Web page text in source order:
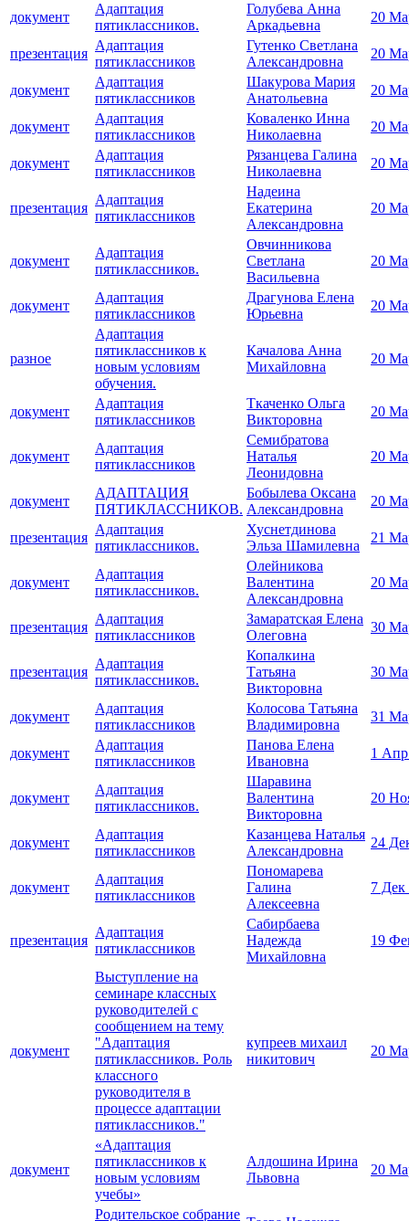
документ
Адаптация
пятиклассников.
Голубева Анна
Аркадьевна
20
презентация
Адаптация
пятиклассников
Гутенко Светлана
Александровна
20
документ
Адаптация
пятиклассников
Шакурова Мария
Анатольевна
20
документ
Адаптация
пятиклассников
Коваленко Инна
Николаевна
20
документ
Адаптация
пятиклассников
Рязанцева Галина
Николаевна
20
презентация
Адаптация
пятиклассников
Надеина
Екатерина
Александровна
20
документ
Адаптация
пятиклассников.
Овчинникова
Светлана
Васильевна
20
документ
Адаптация
пятиклассников
Драгунова Елена
Юрьевна
20
разное
Адаптация
пятиклассников к
новым условиям
обучения.
Качалова Анна
Михайловна
20
документ
Адаптация
пятиклассников
Ткаченко Ольга
Викторовна
20
документ
Адаптация
пятиклассников
Семибратова
Наталья
Леонидовна
20
документ
АДАПТАЦИЯ
ПЯТИКЛАССНИКОВ.
Бобылева Оксана
Александровна
20
презентация
Адаптация
пятиклассников.
Хуснетдинова
Эльза Шамилевна
21
документ
Адаптация
пятиклассников.
Олейникова
Валентина
Александровна
20
презентация
Адаптация
пятиклассников
Замаратская Елена
Олеговна
30
презентация
Адаптация
пятиклассников.
Копалкина
Татьяна
Викторовна
30
документ
Адаптация
пятиклассников
Колосова Татьяна
Владимировна
31
документ
Адаптация
пятиклассников
Панова Елена
Ивановна
1
документ
Адаптация
пятиклассников.
Шаравина
Валентина
Викторовна
20
документ
Адаптация
пятиклассников
Казанцева Наталья
Александровна
24
документ
Адаптация
пятиклассников
Пономарева
Галина
Алексеевна
7 Дек
презентация
Адаптация
пятиклассников
Сабирбаева
Надежда
Михайловна
19
документ
Выступление на
семинаре классных
руководителей с
сообщением на тему
"Адаптация
пятиклассников. Роль
классного
руководителя в
процессе адаптации
пятиклассников."
купреев михаил
никитович
20
документ
«Адаптация
пятиклассников к
новым условиям
учебы»
Алдошина Ирина
Львовна
20
Родительское собрание